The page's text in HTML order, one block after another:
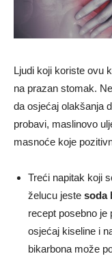
Ljudi koji koriste ovu
na prazan stomak.
da osjećaj olakšanja
probavi, maslinovo
masnoće koje
Treći napitak koji
želucu jeste soda
recept posebno je
osjećaj kiseline i
bikarbona može